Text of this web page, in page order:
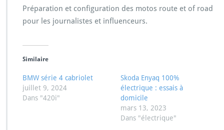
Préparation et configuration des motos route et of road
pour les journalistes et influenceurs.
Similaire
BMW série 4 cabriolet
juillet 9, 2024
Dans "420i"
Skoda Enyaq 100%
électrique : essais à
domicile
mars 13, 2023
Dans "électrique"